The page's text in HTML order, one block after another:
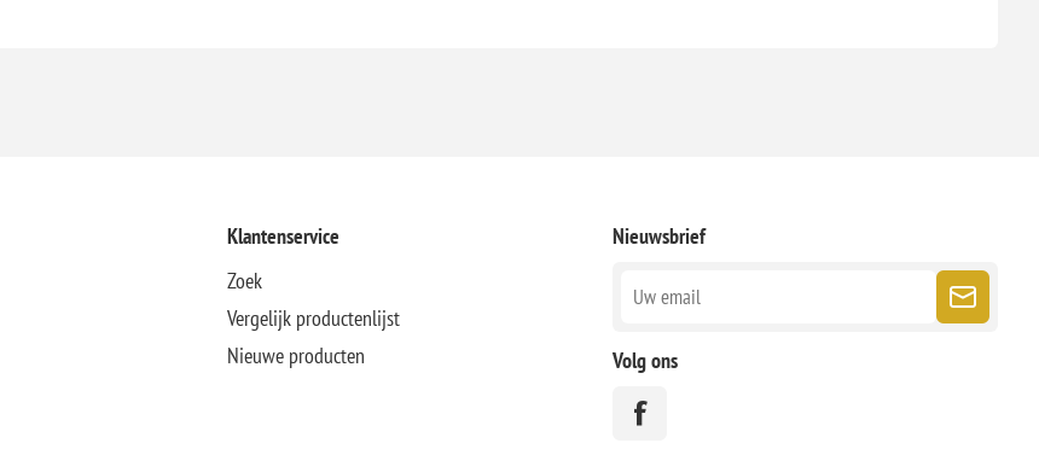
Klantenservice
Zoek
Vergelijk productenlijst
Nieuwe producten
Nieuwsbrief
Volg ons